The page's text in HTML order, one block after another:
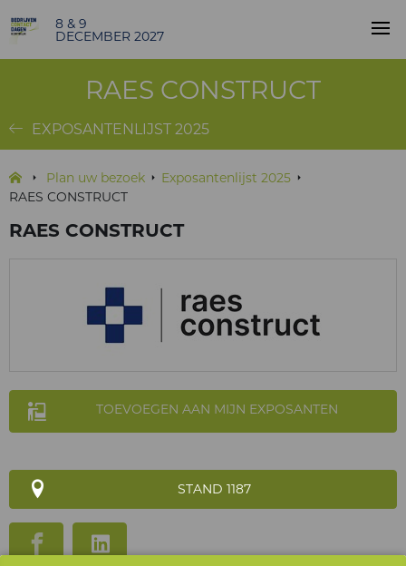
8 & 9
DECEMBER 2027
RAES CONSTRUCT
EXPOSANTENLIJST 2025
Plan uw bezoek
Exposantenlijst 2025
RAES CONSTRUCT
RAES CONSTRUCT
TOEVOEGEN AAN MIJN EXPOSANTEN
STAND 1187